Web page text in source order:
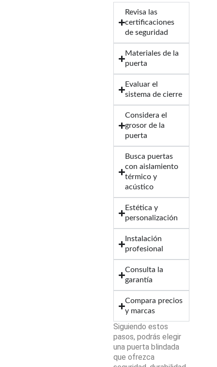
Revisa las
certificaciones
de seguridad
Materiales de la
puerta
Evaluar el
sistema de cierre
Considera el
grosor de la
puerta
Busca puertas
con aislamiento
térmico y
acústico
Estética y
personalización
Instalación
profesional
Consulta la
garantía
Compara precios
y marcas
Siguiendo estos
pasos, podrás elegir
una puerta blindada
que ofrezca